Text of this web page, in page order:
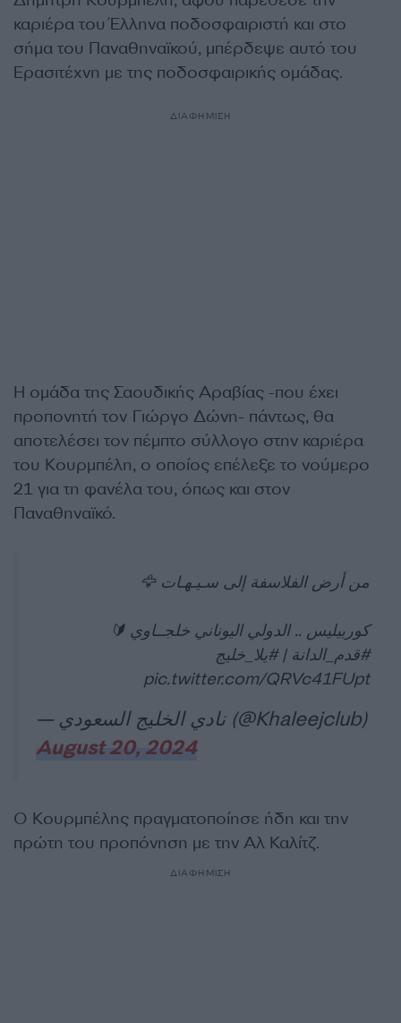
καριέρα του Έλληνα ποδοσφαιριστή και στο
σήμα του Παναθηναϊκού, μπέρδεψε αυτό του
Ερασιτέχνη με της ποδοσφαιρικής ομάδας.
ΔΙΑΦΗΜΙΣΗ
Η ομάδα της Σαουδικής Αραβίας -που έχει
προπονητή τον Γιώργο Δώνη- πάντως, θα
αποτελέσει τον πέμπτο σύλλογο στην καριέρα
του Κουρμπέλη, ο οποίος επέλεξε το νούμερο
21 για τη φανέλα του, όπως και στον
Παναθηναϊκό.
من أرض الفلاسفة إلى سـيـهـات 🦅
كوربيليس .. الدولي اليوناني خلجــاوي 🔰
#قدم_الدانة |#يلا_خليج
pic.twitter.com/QRVc41FUpt
— نادي الخليج السعودي (@Khaleejclub)
August 20, 2024
Ο Κουρμπέλης πραγματοποίησε ήδη και την
πρώτη του προπόνηση με την Αλ Καλίτζ.
ΔΙΑΦΗΜΙΣΗ